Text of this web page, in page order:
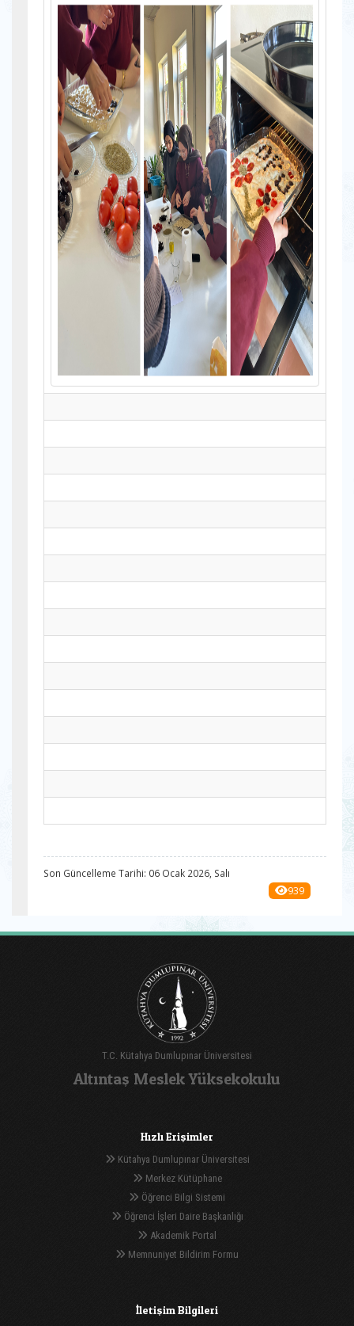
Son Güncelleme Tarihi: 06 Ocak 2026, Salı
939
T.C. Kütahya Dumlupınar Üniversitesi
Altıntaş Meslek Yüksekokulu
Hızlı Erişimler
Kütahya Dumlupınar Üniversitesi
Merkez Kütüphane
Öğrenci Bilgi Sistemi
Öğrenci İşleri Daire Başkanlığı
Akademik Portal
Memnuniyet Bildirim Formu
İletişim Bilgileri